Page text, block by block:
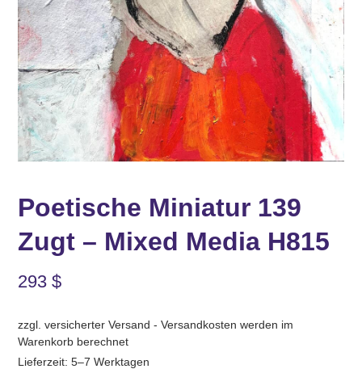
Poetische Miniatur 139
Zugt – Mixed Media H815
293 $
zzgl. versicherter Versand - Versandkosten werden im
Warenkorb berechnet
Lieferzeit: 5–7 Werktagen